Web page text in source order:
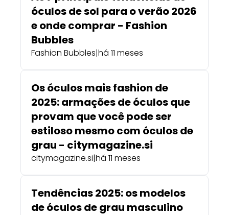
óculos de sol para o verão 2026
e onde comprar - Fashion
Bubbles
Fashion Bubbles|há 11 meses
Os óculos mais fashion de
2025: armações de óculos que
provam que você pode ser
estiloso mesmo com óculos de
grau - citymagazine.si
citymagazine.si|há 11 meses
Tendências 2025: os modelos
de óculos de grau masculino